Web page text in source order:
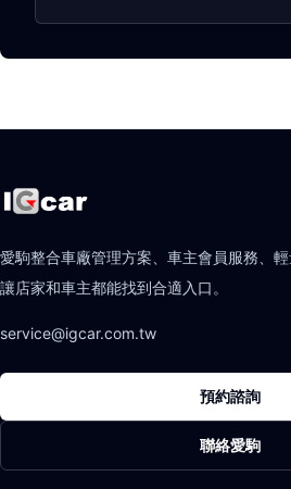
愛駒整合車廠管理方案、車主會員服務、
讓店家和車主都能找到合適入口。
service@igcar.com.tw
預約諮詢
聯絡愛駒